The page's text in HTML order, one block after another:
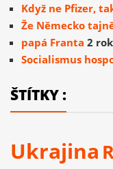
Když ne Pfizer,
Že Německo
papá Franta 2
Socialismus
ŠTÍTKY :
Ukrajina